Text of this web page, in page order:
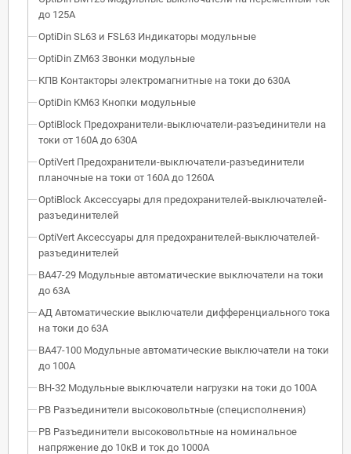
до 125А
OptiDin SL63 и FSL63 Индикаторы модульные
OptiDin ZM63 Звонки модульные
КПВ Контакторы электромагнитные на токи до 630А
OptiDin КМ63 Кнопки модульные
OptiBlock Предохранители-выключатели-разъединители на
токи от 160А до 630А
OptiVert Предохранители-выключатели-разъединители
планочные на токи от 160А до 1260А
OptiBlock Аксессуары для предохранителей-выключателей-
разъединителей
OptiVert Аксессуары для предохранителей-выключателей-
разъединителей
ВА47-29 Модульные автоматические выключатели на токи
до 63А
АД Автоматические выключатели дифференциального тока
на токи до 63А
ВА47-100 Модульные автоматические выключатели на токи
до 100А
ВН-32 Модульные выключатели нагрузки на токи до 100А
РВ Разъединители высоковольтные (специсполнения)
РВ Разъединители высоковольтные на номинальное
напряжение до 10кВ и ток до 1000А